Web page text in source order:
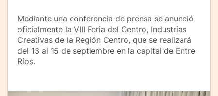
Mediante una conferencia de prensa se anunció
oficialmente la VIII Feria del Centro, Industrias
Creativas de la Región Centro, que se realizará
del 13 al 15 de septiembre en la capital de Entre
Ríos.